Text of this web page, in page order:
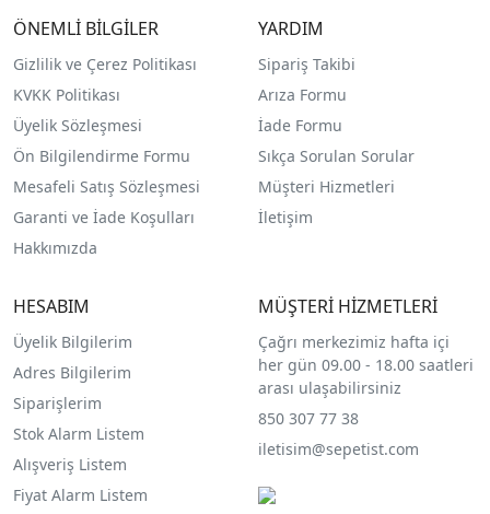
ÖNEMLİ BİLGİLER
Gizlilik ve Çerez Politikası
KVKK Politikası
Üyelik Sözleşmesi
Ön Bilgilendirme Formu
Mesafeli Satış Sözleşmesi
Garanti ve İade Koşulları
Hakkımızda
YARDIM
Sipariş Takibi
Arıza Formu
İade Formu
Sıkça Sorulan Sorular
Müşteri Hizmetleri
İletişim
HESABIM
Üyelik Bilgilerim
Adres Bilgilerim
Siparişlerim
Stok Alarm Listem
Alışveriş Listem
Fiyat Alarm Listem
MÜŞTERİ HİZMETLERİ
Çağrı merkezimiz hafta içi
her gün 09.00 - 18.00 saatleri
arası ulaşabilirsiniz
850 307 77 38
iletisim@sepetist.com